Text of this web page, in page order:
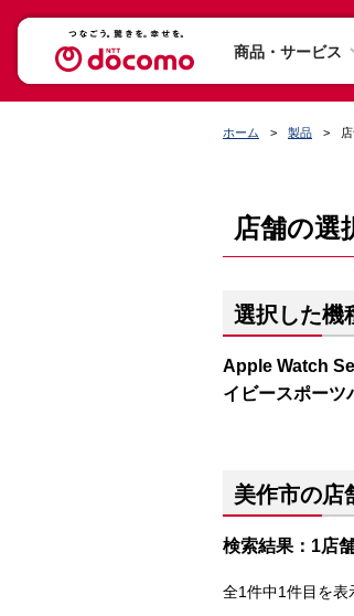
商品・サービス
ホーム 製品
店舗の選
選択した機
Apple Watch
イビースポーツ
美作市の店
検索結果：1店
全1件中1件目を表